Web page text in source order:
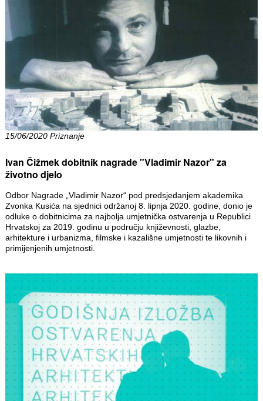
15/06/2020 Priznanje
Ivan Čižmek dobitnik nagrade "Vladimir Nazor" za
životno djelo
Odbor Nagrade „Vladimir Nazor“ pod predsjedanjem akademika
Zvonka Kusića na sjednici održanoj 8. lipnja 2020. godine, donio je
odluke o dobitnicima za najbolja umjetnička ostvarenja u Republici
Hrvatskoj za 2019. godinu u području književnosti, glazbe,
arhitekture i urbanizma, filmske i kazališne umjetnosti te likovnih i
primijenjenih umjetnosti.